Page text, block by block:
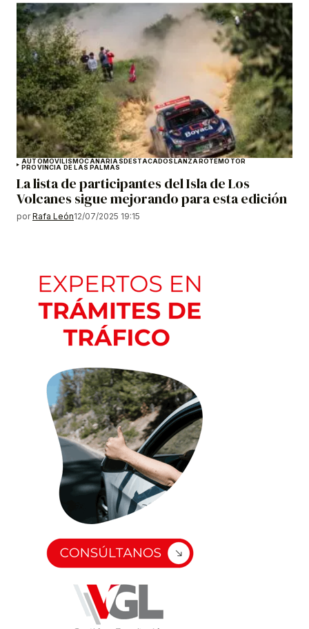
AUTOMOVILISMOCANARIASDESTACADOSLANZAROTEMOTOR
PROVINCIA DE LAS PALMAS
La lista de participantes del Isla de Los
Volcanes sigue mejorando para esta edición
por Rafa León12/07/2025 19:15